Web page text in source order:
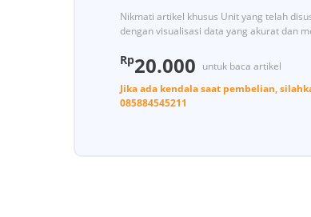
Nikmati artikel khusus Unit yang telah
dengan visualisasi data yang akurat dan
Rp20.000 untuk baca artikel
Jika ada kendala saat pembelian,
085884545211